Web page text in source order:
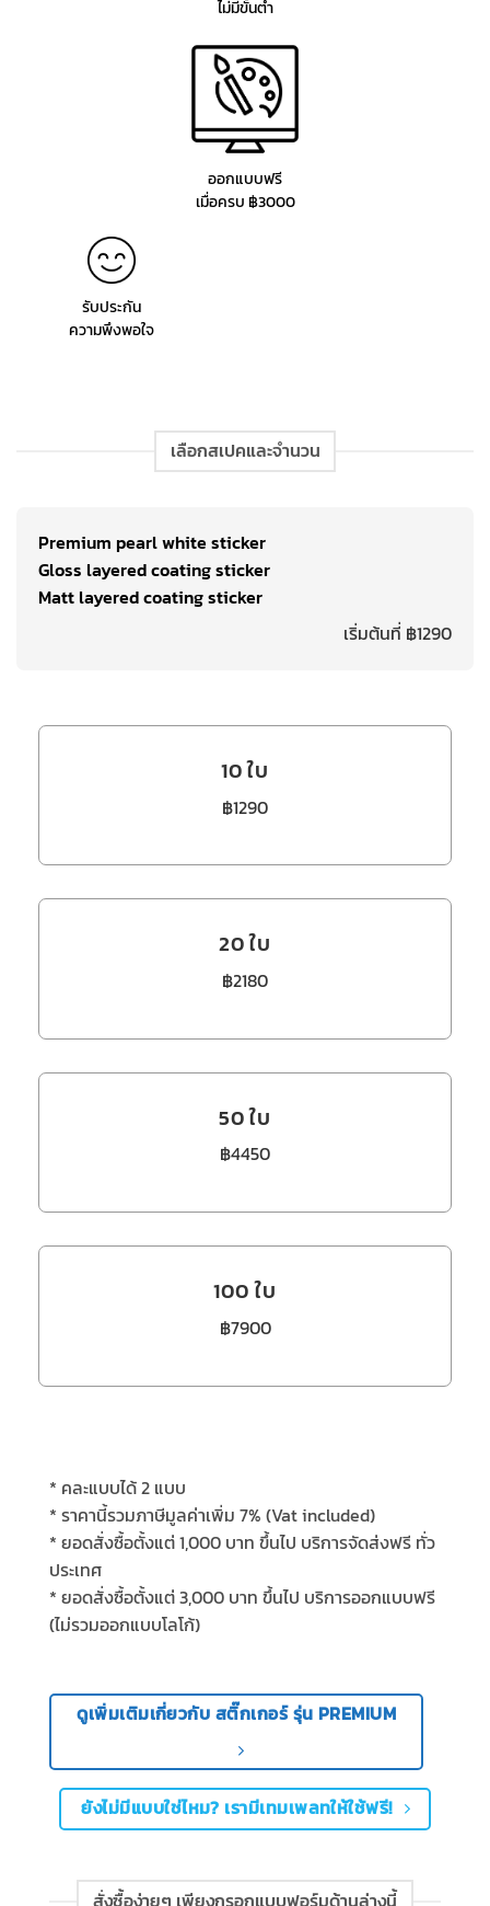
ไม่มีขั้นต่ำ
ออกแบบฟรี
เมื่อครบ ฿3000
รับประกัน
ความพึงพอใจ
เลือกสเปคและจำนวน
Premium pearl white sticker
Gloss layered coating sticker
Matt layered coating sticker
เริ่มต้นที่ ฿1290
10 ใบ
฿1290
20 ใบ
฿2180
50 ใบ
฿4450
100 ใบ
฿7900
* คละแบบได้2 แบบ
* ราคานี้รวมภาษีมูลค่าเพิ่ม 7% (Vat included)
* ยอดสั่งซื้อตั้งแต่1,000 บาท ขึ้นไป บริการจัดส่งฟรี ทั่ว
ประเทศ
* ยอดสั่งซื้อตั้งแต่3,000 บาท ขึ้นไป บริการออกแบบฟรี
(ไม่รวมออกแบบโลโก้)
ดูเพิ่มเติมเกี่ยวกับ สติ๊กเกอร์ รุ่น PREMIUM
ยังไม่มีแบบใช่ไหม? เรามีเทมเพลทให้ใช้ฟรี!
สั่งซื้อง่ายๆ เพียงกรอกแบบฟอร์มด้านล่างนี้